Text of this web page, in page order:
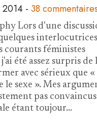
2014- 38 commentaires
Lors d'une
interlocutrices
courants féministes
été assez surpris de
avec sérieux que «
le sexe ». Mes
pas
étant toujour…